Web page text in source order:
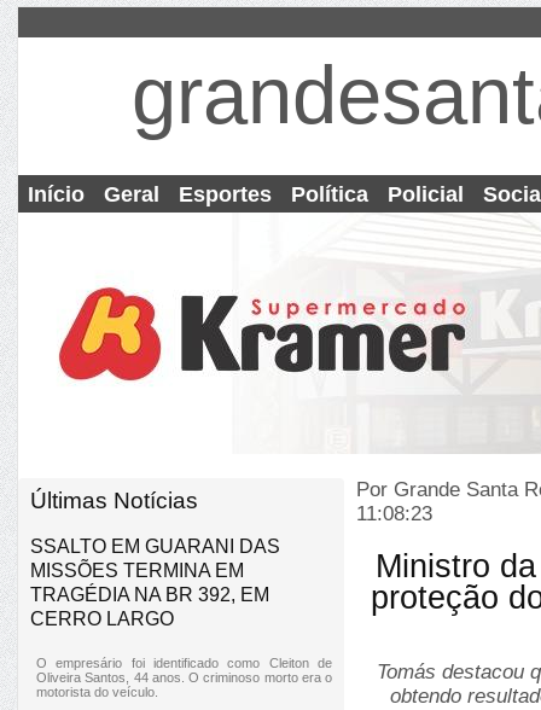
Início Geral Esportes Política Policial
Últimas Notícias
SSALTO EM GUARANI DAS
MISSÕES TERMINA EM
TRAGÉDIA NA BR 392, EM
CERRO LARGO
O empresário foi identificado como Cleiton de
Oliveira Santos, 44 anos. O criminoso morto era o
motorista do veículo.
Por Grande Santa
11:08:23
Ministro
proteção
Tomás destacou
obtendo